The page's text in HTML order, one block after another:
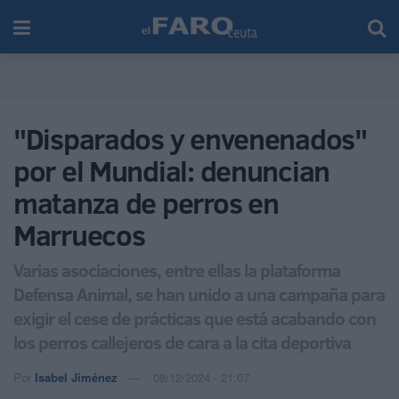
"Disparados y envenenados"
por el Mundial: denuncian
matanza de perros en
Marruecos
Varias asociaciones, entre ellas la plataforma
Defensa Animal, se han unido a una campaña para
exigir el cese de prácticas que está acabando con
los perros callejeros de cara a la cita deportiva
Por Isabel Jiménez 08/12/2024 - 21:07